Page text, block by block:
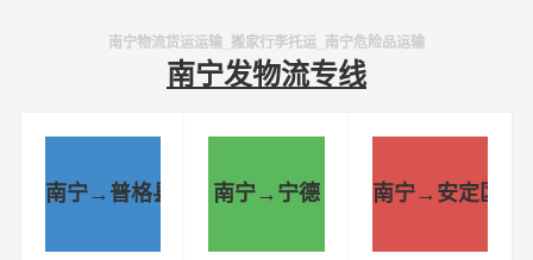
南宁物流货运运输_搬家行李托运_南宁危险品运输
南宁发物流专线
南宁→普格县 南宁→宁德 南宁→安定区